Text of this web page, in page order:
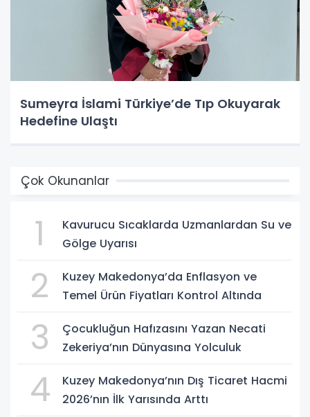
Sumeyra İslami Türkiye’de Tıp Okuyarak
Hedefine Ulaştı
Çok Okunanlar
1
Kavurucu Sıcaklarda Uzmanlardan Su ve
Gölge Uyarısı
2
Kuzey Makedonya’da Enflasyon ve
Temel Ürün Fiyatları Kontrol Altında
3
Çocukluğun Hafızasını Yazan Necati
Zekeriya’nın Dünyasına Yolculuk
4
Kuzey Makedonya’nın Dış Ticaret Hacmi
2026’nın İlk Yarısında Arttı